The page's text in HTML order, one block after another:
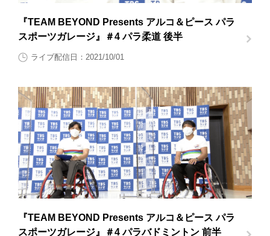
『TEAM BEYOND Presents アルコ＆ピース パラ
スポーツガレージ』＃4 パラ柔道 後半
ライブ配信日：2021/10/01
『TEAM BEYOND Presents アルコ＆ピース パラ
スポーツガレージ』＃4 パラバドミントン 前半